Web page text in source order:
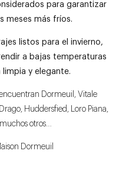
para garantizar
meses más fríos.
listos para el invierno,
a bajas temperaturas
y elegante.
Dormeuil, Vitale
Huddersfied, Loro Piana,
otros…
Dormeuil